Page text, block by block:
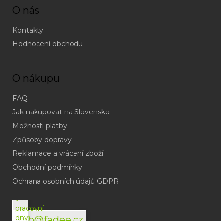
O nás
Kontakty
Hodnocení obchodu
O nákupu
FAQ
Jak nakupovat na Slovensko
Možnosti platby
Způsoby dopravy
Reklamace a vrácení zboží
Obchodní podmínky
Ochrana osobních údajů GDPR
(odpověď
do
v
pracovní
dny)